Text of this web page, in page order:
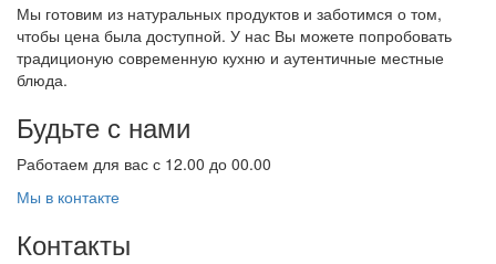
Мы готовим из натуральных продуктов и заботимся о том,
чтобы цена была доступной. У нас Вы можете попробовать
традиционую современную кухню и аутентичные местные
блюда.
Будьте с нами
Работаем для вас с 12.00 до 00.00
Мы в контакте
Контакты